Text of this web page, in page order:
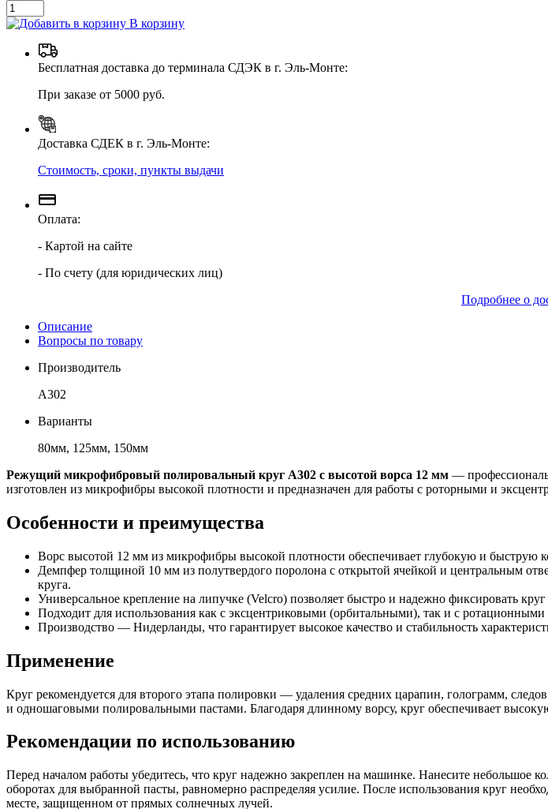
В корзину
Бесплатная доставка до терминала СДЭК в г. Эль-Монте:
При заказе от 5000 руб.
Доставка СДЕК в г. Эль-Монте:
Стоимость, сроки, пункты выдачи
Оплата:
- Картой на сайте
- По счету (для юридических лиц)
Подробнее о
Описание
Вопросы по товару
Производитель
A302
Варианты
80мм, 125мм, 150мм
Режущий микрофибровый полировальный круг A302 с высотой ворса 12 мм —
изготовлен из микрофибры высокой плотности и предназначен для работы с роторными и
Особенности и преимущества
Ворс высотой 12 мм из микрофибры высокой плотности обеспечивает глубокую и быструю
Демпфер толщиной 10 мм из полутвердого поролона с открытой ячейкой и центральным
круга.
Универсальное крепление на липучке (Velcro) позволяет быстро и надежно фиксировать
Подходит для использования как с эксцентриковыми (орбитальными), так и с
Производство — Нидерланды, что гарантирует высокое качество и стабильность
Применение
Круг рекомендуется для второго этапа полировки — удаления средних царапин, голограмм,
и одношаговыми полировальными пастами. Благодаря длинному ворсу, круг обеспечивает
Рекомендации по использованию
Перед началом работы убедитесь, что круг надежно закреплен на машинке. Нанесите небольшое
оборотах для выбранной пасты, равномерно распределяя усилие. После использования круг
месте, защищенном от прямых солнечных лучей.